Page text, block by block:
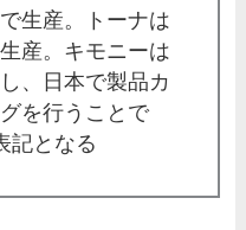
生産。トーナは
産。キモニーは
、日本で製品カ
を行うことで
記となる